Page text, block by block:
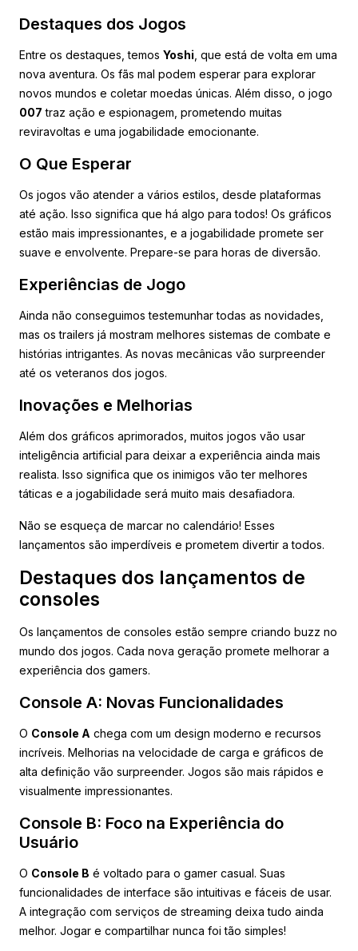
Destaques dos Jogos
Entre os destaques, temos Yoshi , que está de volta em uma
nova aventura. Os fãs mal podem esperar para explorar
novos mundos e coletar moedas únicas. Além disso, o jogo
007 traz ação e espionagem, prometendo muitas
reviravoltas e uma jogabilidade emocionante.
O Que Esperar
Os jogos vão atender a vários estilos, desde plataformas
até ação. Isso significa que há algo para todos! Os gráficos
estão mais impressionantes, e a jogabilidade promete ser
suave e envolvente. Prepare-se para horas de diversão.
Experiências de Jogo
Ainda não conseguimos testemunhar todas as novidades,
mas os trailers já mostram melhores sistemas de combate e
histórias intrigantes. As novas mecânicas vão surpreender
até os veteranos dos jogos.
Inovações e Melhorias
Além dos gráficos aprimorados, muitos jogos vão usar
inteligência artificial para deixar a experiência ainda mais
realista. Isso significa que os inimigos vão ter melhores
táticas e a jogabilidade será muito mais desafiadora.
Não se esqueça de marcar no calendário! Esses
lançamentos são imperdíveis e prometem divertir a todos.
Destaques dos lançamentos de
consoles
Os lançamentos de consoles estão sempre criando buzz no
mundo dos jogos. Cada nova geração promete melhorar a
experiência dos gamers.
Console A: Novas Funcionalidades
O Console A chega com um design moderno e recursos
incríveis. Melhorias na velocidade de carga e gráficos de
alta definição vão surpreender. Jogos são mais rápidos e
visualmente impressionantes.
Console B: Foco na Experiência do
Usuário
O Console B é voltado para o gamer casual. Suas
funcionalidades de interface são intuitivas e fáceis de usar.
A integração com serviços de streaming deixa tudo ainda
melhor. Jogar e compartilhar nunca foi tão simples!